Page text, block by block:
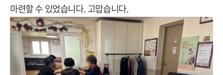
마련할 수 있었습니다. 고맙습니다.